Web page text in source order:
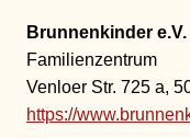
Brunnenkinder e.V.
Familienzentrum
Venloer Str. 725 a,
https://